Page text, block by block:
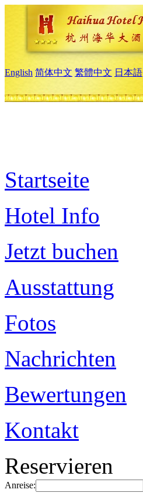
English 简体中文 繁體中文 日本語
Startseite
Hotel Info
Jetzt buchen
Ausstattung
Fotos
Nachrichten
Bewertungen
Kontakt
Reservieren
Anreise: